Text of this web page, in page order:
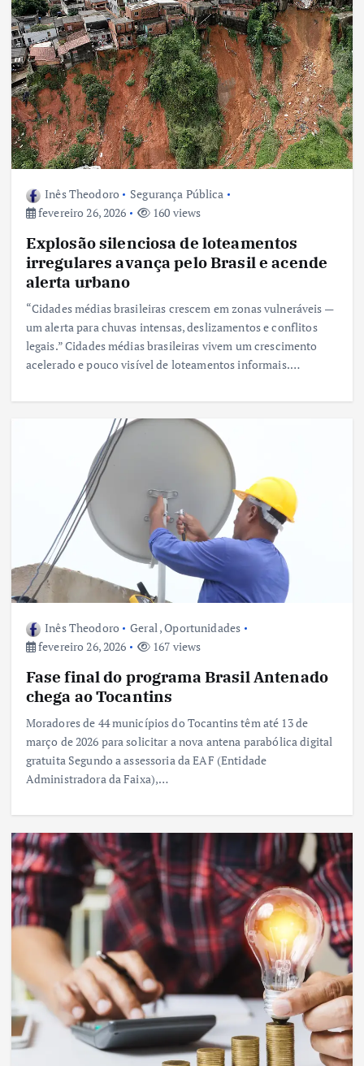
Inês Theodoro
Segurança Pública
fevereiro 26, 2026
160 views
Explosão silenciosa de loteamentos
irregulares avança pelo Brasil e acende
alerta urbano
“Cidades médias brasileiras crescem em zonas vulneráveis —
um alerta para chuvas intensas, deslizamentos e conflitos
legais.” Cidades médias brasileiras vivem um crescimento
acelerado e pouco visível de loteamentos informais.…
Inês Theodoro Geral,Oportunidades
fevereiro 26, 2026
167 views
Fase final do programa Brasil Antenado
chega ao Tocantins
Moradores de 44 municípios do Tocantins têm até 13 de
março de 2026 para solicitar a nova antena parabólica digital
gratuita Segundo a assessoria da EAF (Entidade
Administradora da Faixa),…